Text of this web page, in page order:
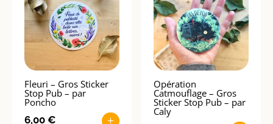
Fleuri – Gros Sticker
Stop Pub – par
Poncho
6,00 € +
Opération
Catmouflage – Gros
Sticker Stop Pub – par
Caly